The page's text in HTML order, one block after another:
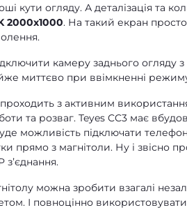
кути огляду. А деталізація та
2000x1000. На такий екран
камеру заднього огляду
миттєво при ввімкненні
з активним
та розваг. Teyes CC3 має
можливість підключати
прямо з магнітоли. Ну і звісно
зʼєднання.
можна зробити взагалі
І повноцінно